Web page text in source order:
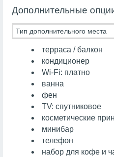
Дополнительные
Тип дополнительного места
терраса / балкон
кондиционер
Wi-Fi: платно
ванна
фен
TV: спутниковое
косметические
минибар
телефон
набор для кофе и